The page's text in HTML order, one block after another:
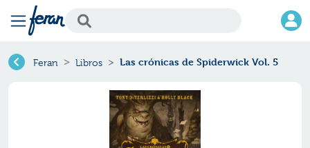
Feran Libros Las crónicas de Spiderwick Vol. 5